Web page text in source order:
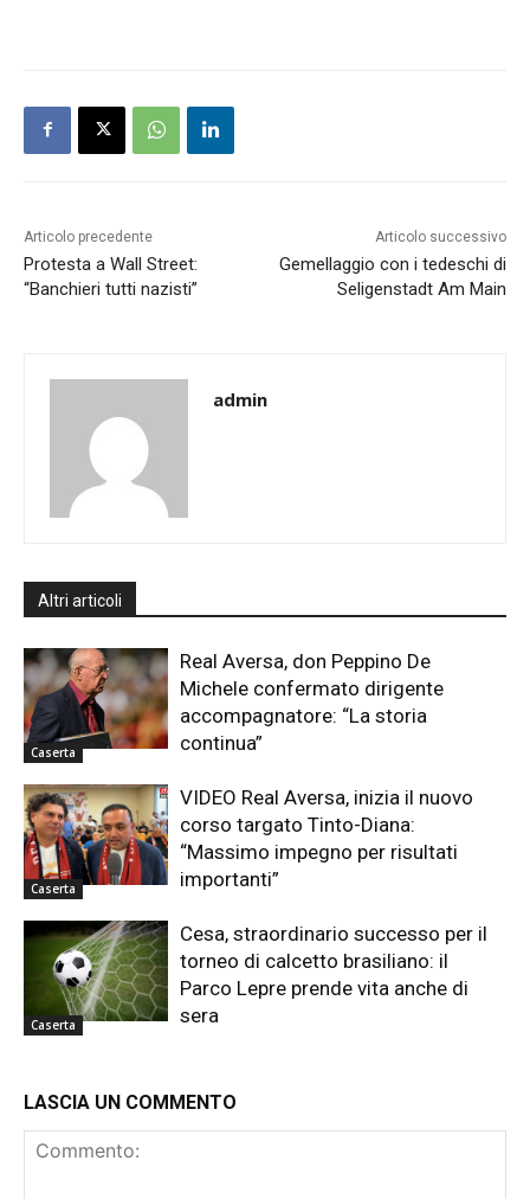
Articolo precedente
Protesta a Wall Street:
“Banchieri tutti nazisti”
Articolo successivo
Gemellaggio con i tedeschi di
Seligenstadt Am Main
admin
Altri articoli
Caserta
Real Aversa, don Peppino De
Michele confermato dirigente
accompagnatore: “La storia
continua”
Caserta
VIDEO Real Aversa, inizia il nuovo
corso targato Tinto-Diana:
“Massimo impegno per risultati
importanti”
Caserta
Cesa, straordinario successo per il
torneo di calcetto brasiliano: il
Parco Lepre prende vita anche di
sera
LASCIA UN COMMENTO